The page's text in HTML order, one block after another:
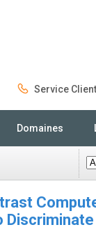
Service
Domaines